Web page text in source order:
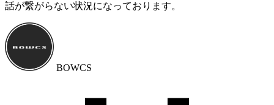
話が繋がらない状況になっております。
BOWCS